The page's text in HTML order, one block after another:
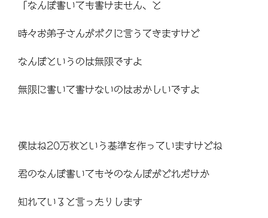
「なんぼ書いても書けません、と
時々お弟子さんがボクに言うてきますけど
なんぼというのは無限ですよ
無限に書いて書けないのはおかしいですよ
僕はね20万枚という基準を作っていますけどね
君のなんぼ書いてもそのなんぼがどれだけか
知れていると言ったりします